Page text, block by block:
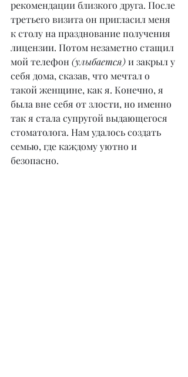
рекомендации близкого друга. После
третьего визита он пригласил меня
к столу на празднование получения
лицензии. Потом незаметно стащил
мой телефон (улыбается) и закрыл у
себя дома, сказав, что мечтал о
такой женщине, как я. Конечно, я
была вне себя от злости, но именно
так я стала супругой выдающегося
стоматолога. Нам удалось создать
семью, где каждому уютно и
безопасно.